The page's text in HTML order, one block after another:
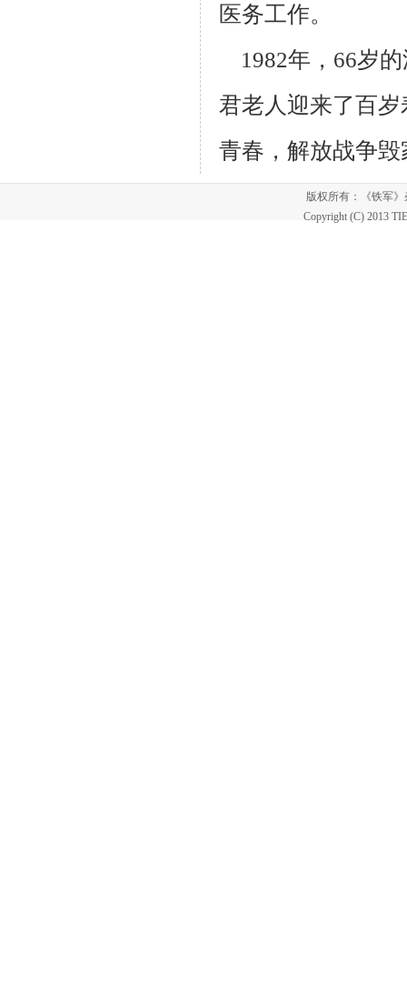
医务工作。
1982年，66岁
君老人迎来了百
青春，解放战争毁
版权所有：《铁军
Copyright (C) 2013